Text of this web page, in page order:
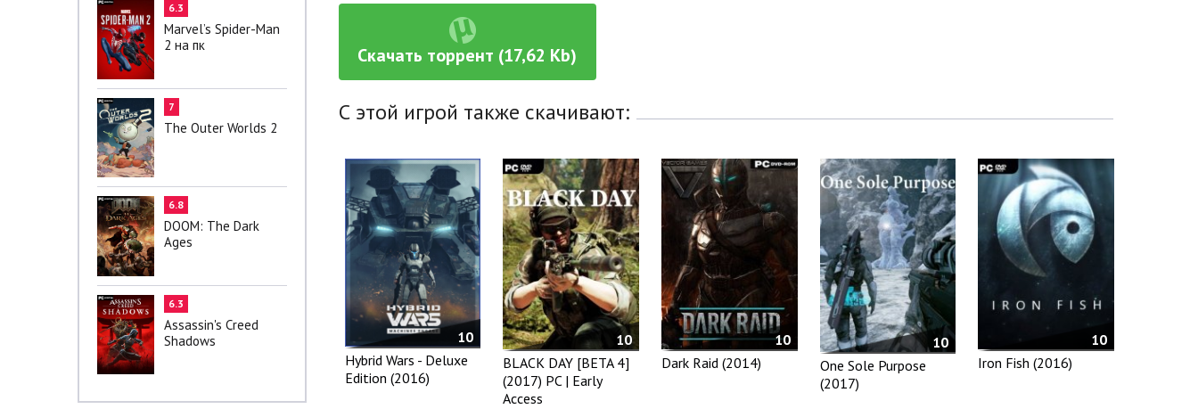
6.3
Marvel’s Spider-Man
2 на пк
7
The Outer Worlds 2
6.8
DOOM: The Dark
Ages
6.3
Assassin's Creed
Shadows
Скачать торрент (17,62 Kb)
С этой игрой также скачивают:
10
Hybrid Wars - Deluxe
Edition (2016)
10
BLACK DAY [BETA 4]
(2017) PC | Early
Access
10
Dark Raid (2014)
10
One Sole Purpose
(2017)
10
Iron Fish (2016)